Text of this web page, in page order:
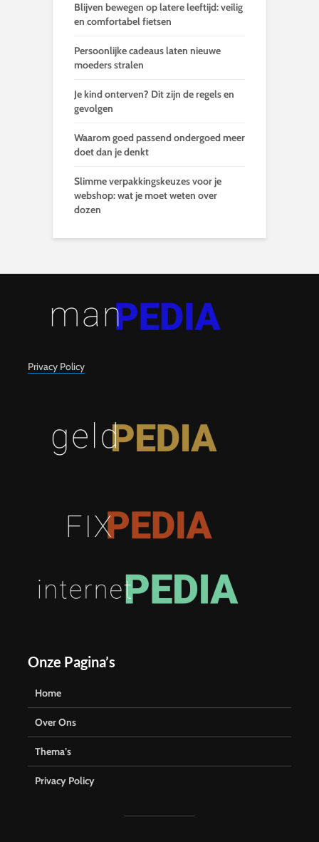
Blijven bewegen op latere leeftijd: veilig
en comfortabel fietsen
Persoonlijke cadeaus laten nieuwe
moeders stralen
Je kind onterven? Dit zijn de regels en
gevolgen
Waarom goed passend ondergoed meer
doet dan je denkt
Slimme verpakkingskeuzes voor je
webshop: wat je moet weten over
dozen
Privacy Policy
Onze Pagina’s
Home
Over Ons
Thema’s
Privacy Policy